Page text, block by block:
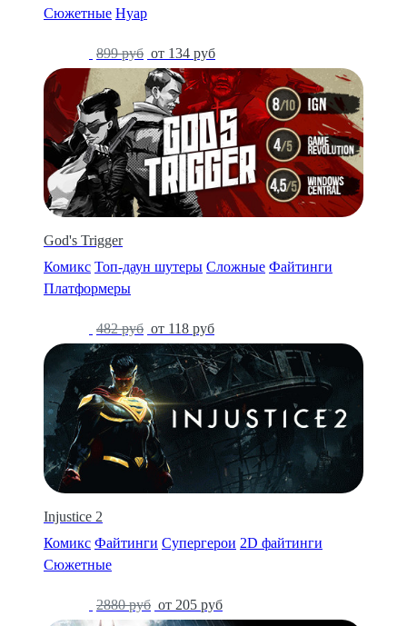
Сюжетные Нуар
899 руб от 134 руб
God's Trigger
Комикс Топ-даун шутеры Сложные Файтинги
Платформеры
482 руб от 118 руб
Injustice 2
Комикс Файтинги Супергерои 2D файтинги
Сюжетные
2880 руб от 205 руб